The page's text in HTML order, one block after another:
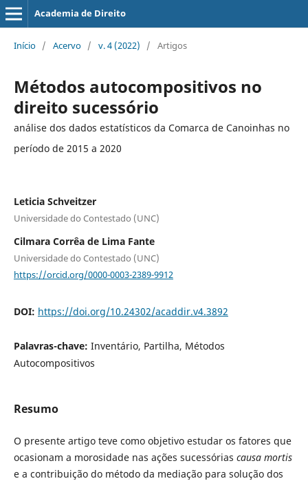
Academia de Direito
Início / Acervo / v. 4 (2022) / Artigos
Métodos autocompositivos no
direito sucessório
análise dos dados estatísticos da Comarca de Canoinhas no
período de 2015 a 2020
Leticia Schveitzer
Universidade do Contestado (UNC)
Cilmara Corrêa de Lima Fante
Universidade do Contestado (UNC)
https://orcid.org/0000-0003-2389-9912
DOI: https://doi.org/10.24302/acaddir.v4.3892
Palavras-chave: Inventário, Partilha, Métodos
Autocompositivos
Resumo
O presente artigo teve como objetivo estudar os fatores que
ocasionam a morosidade nas ações sucessórias causa mortis
e a contribuição do método da mediação para solução dos